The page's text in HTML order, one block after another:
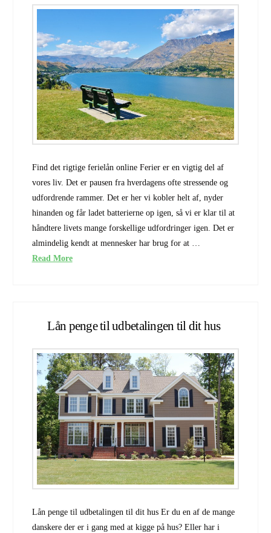
Find det rigtige ferielån online Ferier er en vigtig del af
vores liv. Det er pausen fra hverdagens ofte stressende og
udfordrende rammer. Det er her vi kobler helt af, nyder
hinanden og får ladet batterierne op igen, så vi er klar til at
håndtere livets mange forskellige udfordringer igen. Det er
almindelig kendt at mennesker har brug for at …
Read More
Lån penge til udbetalingen til dit hus
Lån penge til udbetalingen til dit hus Er du en af de mange
danskere der er i gang med at kigge på hus? Eller har i